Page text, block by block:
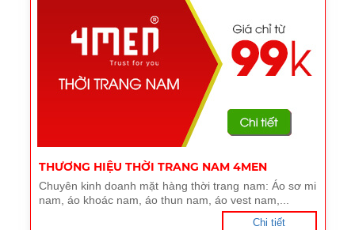
THƯƠNG HIỆU THỜI TRANG NAM 4MEN
Chuyên kinh doanh mặt hàng thời trang nam: Áo sơ mi
nam, áo khoác nam, áo thun nam, áo vest nam,...
Chi tiết